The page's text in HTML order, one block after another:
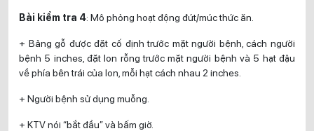
Bài kiểm tra 4: Mô phỏng hoạt động đút/múc thức ăn.
+ Bảng gỗ được đặt cố định trước mặt người bệnh, cách người
bệnh 5 inches, đặt lon rỗng trước mặt người bệnh và 5 hạt đậu
về phía bên trái của lon, mỗi hạt cách nhau 2 inches.
+ Người bệnh sử dụng muỗng.
+ KTV nói “bắt đầu” và bấm giờ.